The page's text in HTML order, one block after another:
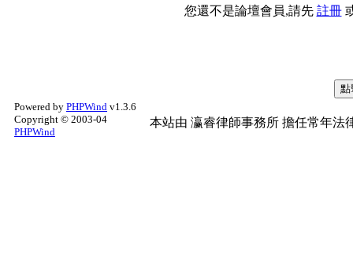
您還不是論壇會員,請先 註冊
Powered by PHPWind v1.3.6
Copyright © 2003-04
PHPWind
本站由 瀛睿律師事務所 擔任常年法